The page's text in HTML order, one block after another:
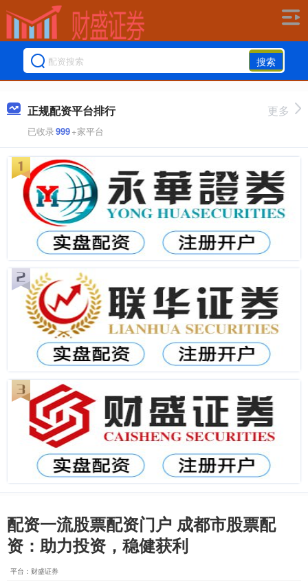
搜索
正规配资平台排行
已收录999+家平台
更多
配资一流股票配资门户 成都市股票配
资：助力投资，稳健获利
平台：财盛证券